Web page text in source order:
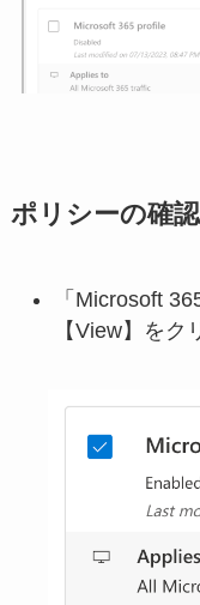
ポリシーの確認
「Microsoft
【View】をク